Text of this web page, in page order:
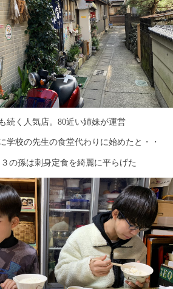
続く人気店。80近い姉妹が運営
学校の先生の食堂代わりに始めたと・・
の孫は刺身定食を綺麗に平らげた